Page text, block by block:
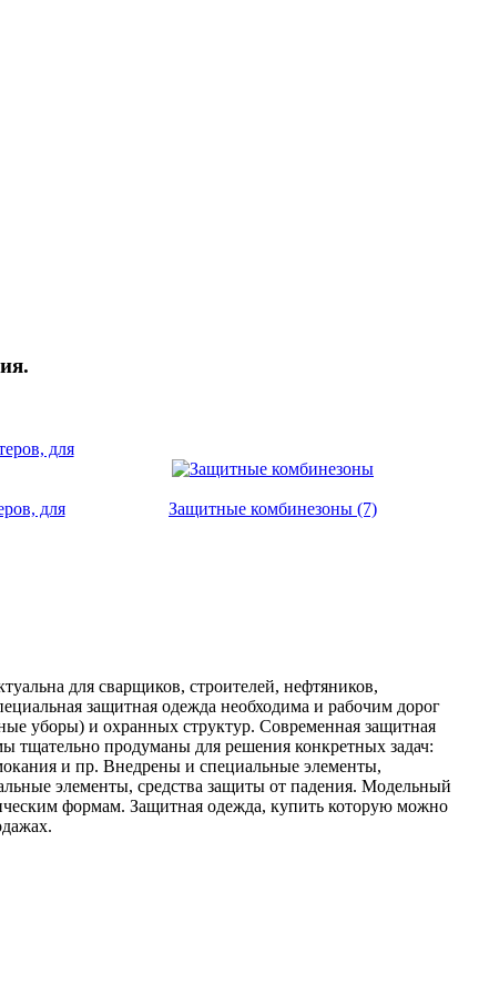
для
Защитные комбинезоны (7)
для сварщиков, строителей, нефтяников,
защитная одежда необходима и рабочим дорог
уборы) и охранных структур. Современная защитная
тщательно продуманы для решения конкретных задач:
и пр. Внедрены и специальные элементы,
элементы, средства защиты от падения. Модельный
формам. Защитная одежда, купить которую можно